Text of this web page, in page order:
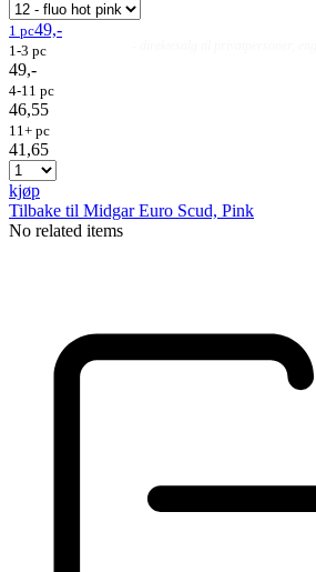
Fluer
1 pc49,-
1-3 pc
49,-
4-11 pc
46,55
11+ pc
41,65
kjøp
Tilbake til Midgar Euro Scud, Pink
No related items